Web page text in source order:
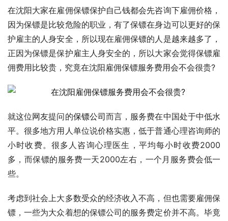
在沈阳大家在雇佣保镖保护自己钱都会先咨询下雇佣价格，
因为保镖是比较危险的职业，有了保镖在身边可以更好的保
护雇主的人身安全，所以现在雇佣保镖的人是越来越多了，
正因为保镖是保护雇主人身安全的，所以大家会觉得保镖雇
佣费用比较贵，究竟在沈阳雇佣保镖服务费用会不会很贵?
就这位网友提问的保镖公司而言，服务费在中国处于中低水
平。很多地方用人单位说价格实惠，低于普通心理咨询师的
小时收费。很多人咨询心理医生，平均每小时收费2000
多，而保镖的服务费一天2000左右，一个月服务费会低一
些。
考虑到社会上大多数受众的经济收入不高，但也需要雇佣保
镖，一些为大众着想的保镖公司的服务费定价并不高。毕竟